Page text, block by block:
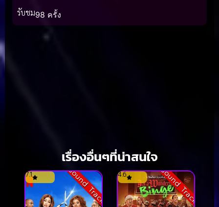
รับชม98 ครั้ง
เรื่องอื่นๆที่น่าสนใจ
Sound Track
7.1 Sound Track
4.6